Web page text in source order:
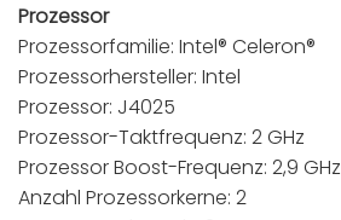
Prozessor
Prozessorfamilie: Intel® Celeron®
Prozessorhersteller: Intel
Prozessor: J4025
Prozessor-Taktfrequenz: 2 GHz
Prozessor Boost-Frequenz: 2,9 GHz
Anzahl Prozessorkerne: 2